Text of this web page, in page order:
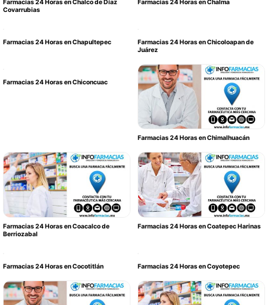
Farmacias 24 Horas en Chalco de Díaz
Covarrubias
Farmacias 24 Horas en Chalma
Farmacias 24 Horas en Chapultepec
Farmacias 24 Horas en Chicoloapan de
Juárez
Farmacias 24 Horas en Chiconcuac
Farmacias 24 Horas en Chimalhuacán
Farmacias 24 Horas en Coacalco de
Berriozabal
Farmacias 24 Horas en Coatepec Harinas
Farmacias 24 Horas en Cocotitlán Farmacias 24 Horas en Coyotepec